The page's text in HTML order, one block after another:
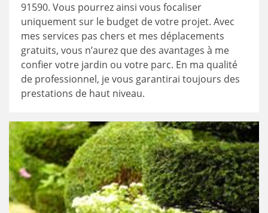
91590. Vous pourrez ainsi vous focaliser
uniquement sur le budget de votre projet. Avec
mes services pas chers et mes déplacements
gratuits, vous n’aurez que des avantages à me
confier votre jardin ou votre parc. En ma qualité
de professionnel, je vous garantirai toujours des
prestations de haut niveau.